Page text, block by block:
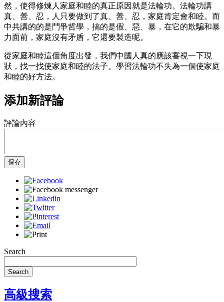
然，使得修煉人家庭和睦的真正原因就是法輪功。法輪功講
真、善、忍，人只要做到了真、善、忍，家庭肯定會和睦。而
中共講的的是鬥爭哲學，搞的是假、惡、暴，在它的欺騙和暴
力面前，家庭沒有矛盾，它還要製造呢。
從家庭和睦這個角度出發，我們中國人真的應該審視一下現
狀，找一找使家庭和睦的法子。學習法輪功不失為一個使家庭
和睦的好方法。
添加新評論
評論內容
保存
Search
Search
高級搜索